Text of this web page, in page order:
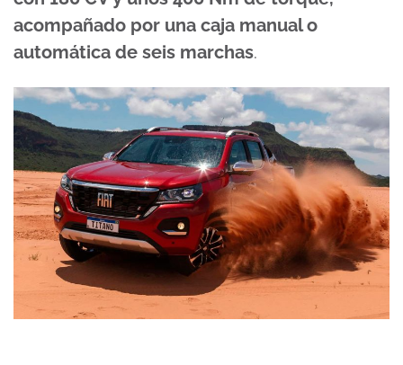
acompañado por una caja manual o
automática de seis marchas.